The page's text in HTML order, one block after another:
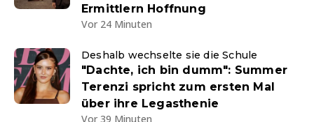
Ermittlern Hoffnung
Vor 24 Minuten
Deshalb wechselte sie die Schule
"Dachte, ich bin dumm": Summer
Terenzi spricht zum ersten Mal
über ihre Legasthenie
Vor 39 Minuten